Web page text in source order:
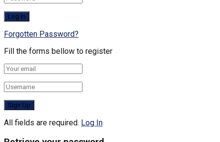
Forgotten Password?
Fill the forms bellow to register
All fields are required. Log In